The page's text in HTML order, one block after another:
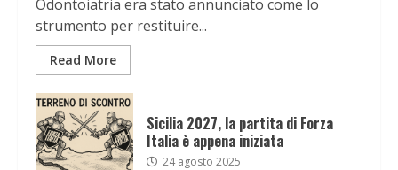
Odontoiatria era stato annunciato come lo
strumento per restituire...
Read More
Sicilia 2027, la partita di Forza
Italia è appena iniziata
24 agosto 2025